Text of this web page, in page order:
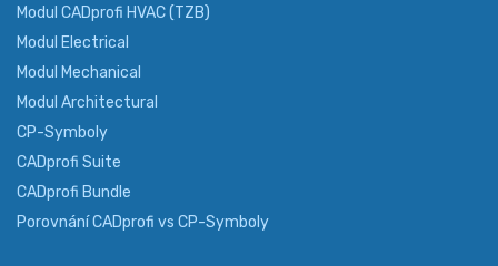
Modul CADprofi HVAC (TZB)
Modul Electrical
Modul Mechanical
Modul Architectural
CP-Symboly
CADprofi Suite
CADprofi Bundle
Porovnání CADprofi vs CP-Symboly